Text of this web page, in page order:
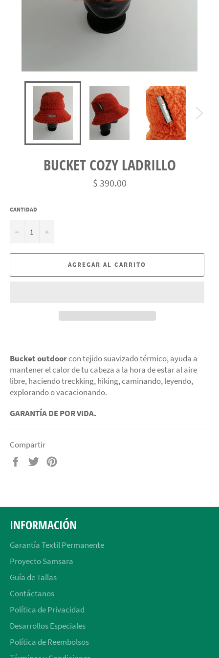
BUCKET COZY LADRILLO
Precio
habitual
$ 390.00
CANTIDAD
− +
AGREGAR AL CARRITO
Bucket outdoorcon tejido suavizado térmico, ayuda a
mantener el calor de tu cabeza a la hora de estar al aire
libre, haciendo treckking, hiking, caminando, leyendo,
explorando o vacacionando.
GARANTÍA DE POR VIDA.
Compartir
Compartir
Tuitear
INFORMACIÓN
Garantía Textil Permanente
Proyecto Samsara
Guía de Tallas
Contáctanos
Política de Privacidad
Desarrollos Especiales
Política de Reembolsos